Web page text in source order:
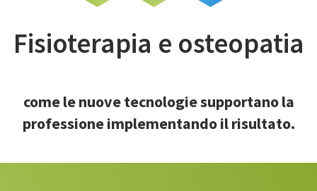
Eventi
Charity
Contatti
Fisioterapia e osteopatia
come le nuove tecnologie supportano la
professione implementando il risultato.